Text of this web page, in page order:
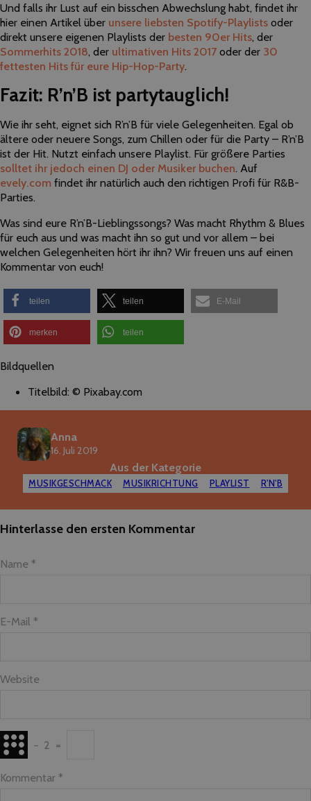
Und falls ihr Lust auf ein bisschen Abwechslung habt, findet ihr
hier einen Artikel über unsere liebsten Spotify-Playlists oder
direkt unsere eigenen Playlists der besten 90er Hits, der
Sommerhits 2018, der ultimativen Hits 2017 oder der 30
fettesten Hits für eure Hip-Hop-Party.
Fazit: R’n’B ist partytauglich!
Wie ihr seht, eignet sich R’n’B für viele Gelegenheiten. Egal ob
ältere oder neuere Songs, zum Chillen oder für die Party – R’n’B
ist der Hit. Nutzt einfach unsere Playlist. Für größere Parties
solltet ihr jedoch einen DJ oder Musiker buchen. Auf
evely.com findet ihr natürlich auch den richtigen Profi für R&B-
Parties.
Was sind eure R’n’B-Lieblingssongs? Was macht Rhythm & Blues
für euch aus und was macht ihn so gut und vor allem – bei
welchen Gelegenheiten hört ihr ihn? Wir freuen uns auf einen
Kommentar von euch!
teilen teilen E-Mail
merken teilen
Bildquellen
Titelbild: © Pixabay.com
Anna
16. Juli 2019
Aus der Kategorie
MUSIKGESCHMACK MUSIKRICHTUNG PLAYLIST R'N'B
Hinterlasse den ersten Kommentar
Name *
E-Mail *
Website
− 2 =
Kommentar *